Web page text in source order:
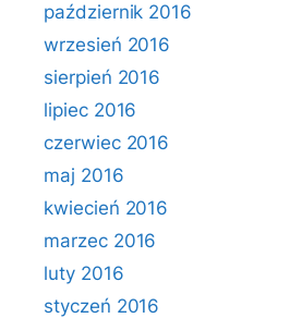
październik 2016
wrzesień 2016
sierpień 2016
lipiec 2016
czerwiec 2016
maj 2016
kwiecień 2016
marzec 2016
luty 2016
styczeń 2016